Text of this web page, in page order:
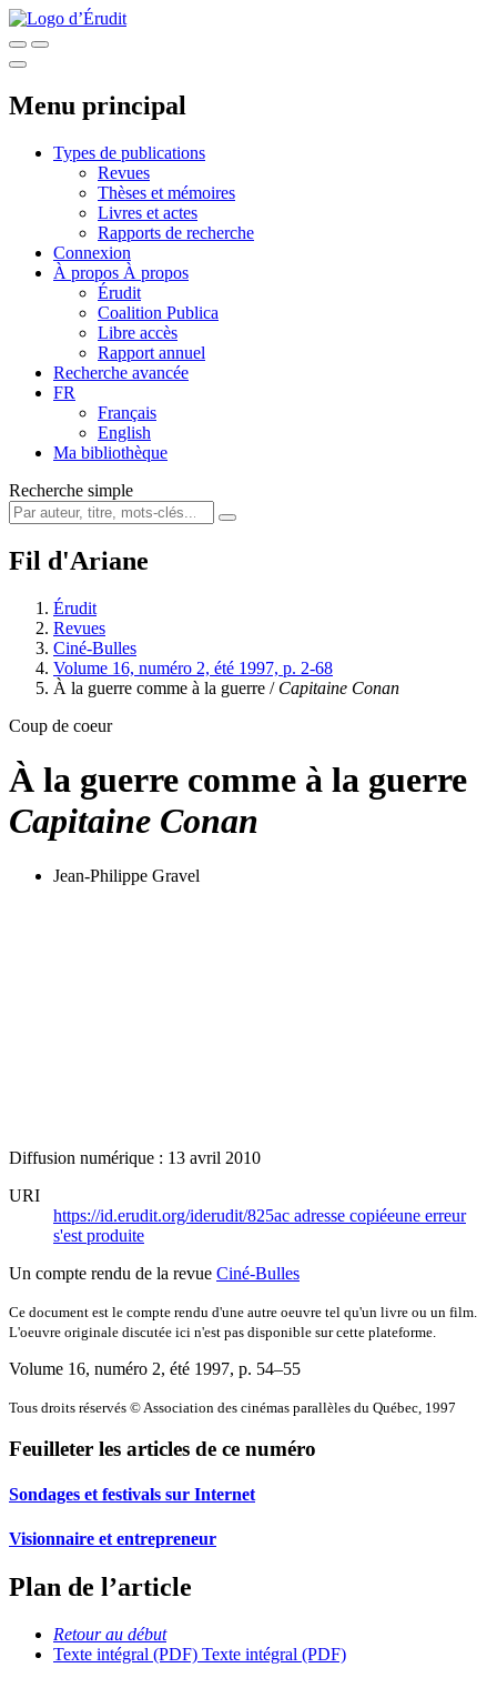
Menu principal
Types de publications
Revues
Thèses et mémoires
Livres et actes
Rapports de recherche
Connexion
À propos À propos
Érudit
Coalition Publica
Libre accès
Rapport annuel
Recherche avancée
FR
Français
English
Ma bibliothèque
Recherche simple
Fil d'Ariane
Érudit
Revues
Ciné-Bulles
Volume 16, numéro 2, été 1997, p. 2-68
À la guerre comme à la guerre / Capitaine Conan
Coup de coeur
À la guerre comme à la guerre
Capitaine Conan
Jean-Philippe Gravel
Diffusion numérique : 13 avril 2010
URI
https://id.erudit.org/iderudit/825ac adresse copiéeune erreur
s'est produite
Un compte rendu de la revue Ciné-Bulles
Ce document est le compte rendu d'une autre oeuvre tel qu'un livre ou un film.
L'oeuvre originale discutée ici n'est pas disponible sur cette plateforme.
Volume 16, numéro 2, été 1997, p. 54–55
Tous droits réservés © Association des cinémas parallèles du Québec, 1997
Feuilleter les articles de ce numéro
Sondages et festivals sur Internet
Visionnaire et entrepreneur
Plan de l’article
Retour au début
Texte intégral (PDF) Texte intégral (PDF)